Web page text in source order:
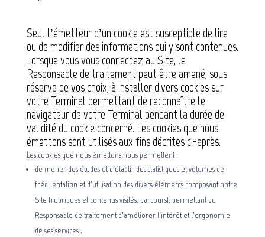
Seul l’émetteur d’un cookie est susceptible de lire
ou de modifier des informations qui y sont contenues.
Lorsque vous vous connectez au Site, le
Responsable de traitement peut être amené, sous
réserve de vos choix, à installer divers cookies sur
votre Terminal permettant de reconnaître le
navigateur de votre Terminal pendant la durée de
validité du cookie concerné. Les cookies que nous
émettons sont utilisés aux fins décrites ci-après.
Les cookies que nous émettons nous permettent :
de mener des études et d’établir des statistiques et volumes de
fréquentation et d’utilisation des divers éléments composant notre
Site (rubriques et contenus visités, parcours), permettant au
Responsable de traitement d’améliorer l’intérêt et l’ergonomie
de ses services ;